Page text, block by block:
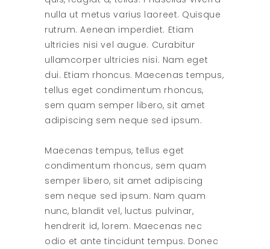
nulla ut metus varius laoreet. Quisque
rutrum. Aenean imperdiet. Etiam
ultricies nisi vel augue. Curabitur
ullamcorper ultricies nisi. Nam eget
dui. Etiam rhoncus. Maecenas tempus,
tellus eget condimentum rhoncus,
sem quam semper libero, sit amet
adipiscing sem neque sed ipsum.
Maecenas tempus, tellus eget
condimentum rhoncus, sem quam
semper libero, sit amet adipiscing
sem neque sed ipsum. Nam quam
nunc, blandit vel, luctus pulvinar,
hendrerit id, lorem. Maecenas nec
odio et ante tincidunt tempus. Donec